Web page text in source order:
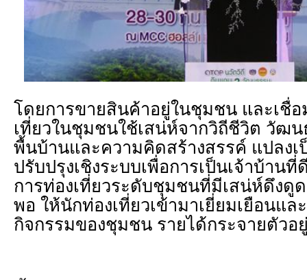
โดยการขายสินค้าอยู่ในชุมชน และเชื่อ
เที่ยวในชุมชนใช้เสน่ห์จากวิถีชีวิต วัฒ
พื้นบ้านและความคิดสร้างสรรค์ แปลงเ
ปรับปรุงเชิงระบบเพื่อการเป็นเจ้าบ้าน
การท่องเที่ยวระดับชุมชนที่มีเสน่ห์ดึงดู
พอ ให้นักท่องเที่ยวเข้ามาเยี่ยมเยือนแล
กิจกรรมของชุมชน รายได้กระจายตัวอ